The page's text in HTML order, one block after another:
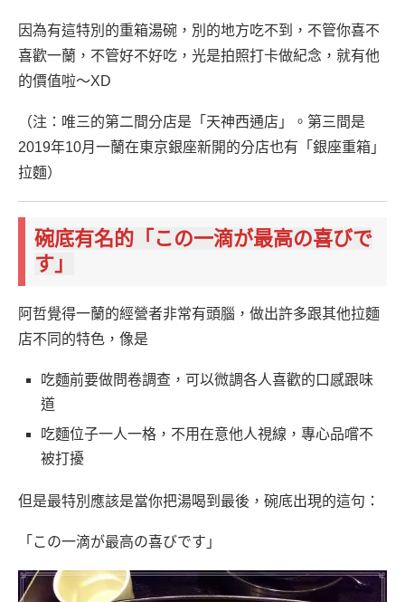
因為有這特別的重箱湯碗，別的地方吃不到，不管你喜不
喜歡一蘭，不管好不好吃，光是拍照打卡做紀念，就有他
的價值啦～XD
（注：唯三的第二間分店是「天神西通店」。第三間是
2019年10月一蘭在東京銀座新開的分店也有「銀座重箱」
拉麵）
碗底有名的「この一滴が最高の喜びで
す」
阿哲覺得一蘭的經營者非常有頭腦，做出許多跟其他拉麵
店不同的特色，像是
吃麵前要做問卷調查，可以微調各人喜歡的口感跟味
道
吃麵位子一人一格，不用在意他人視線，專心品嚐不
被打擾
但是最特別應該是當你把湯喝到最後，碗底出現的這句：
「この一滴が最高の喜びです」